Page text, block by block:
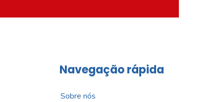
Navegação rápida
Sobre nós